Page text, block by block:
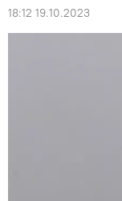
18:12 19.10.2023